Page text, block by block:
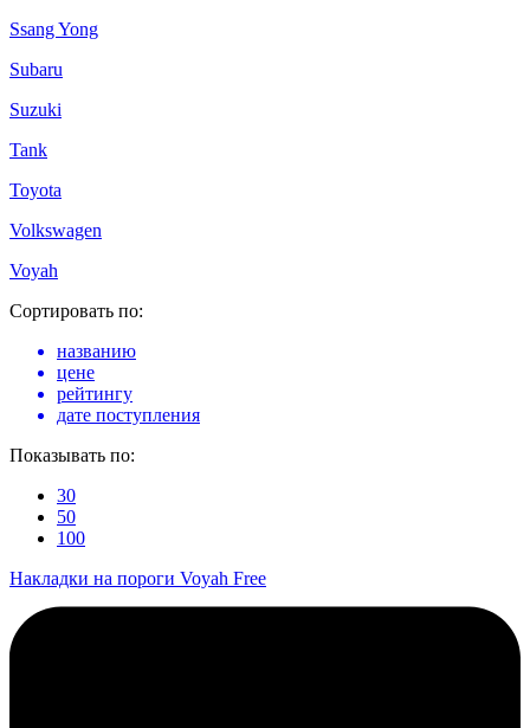
Ssang Yong
Subaru
Suzuki
Tank
Toyota
Volkswagen
Voyah
Сортировать по:
названию
цене
рейтингу
дате поступления
Показывать по:
30
50
100
Накладки на пороги Voyah Free